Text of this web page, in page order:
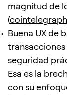
magnitud de
(
Buena UX de
seguridad
Esa es la
con su